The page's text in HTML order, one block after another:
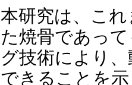
本研究は、こ
た焼骨であっ
グ技術により
できることを